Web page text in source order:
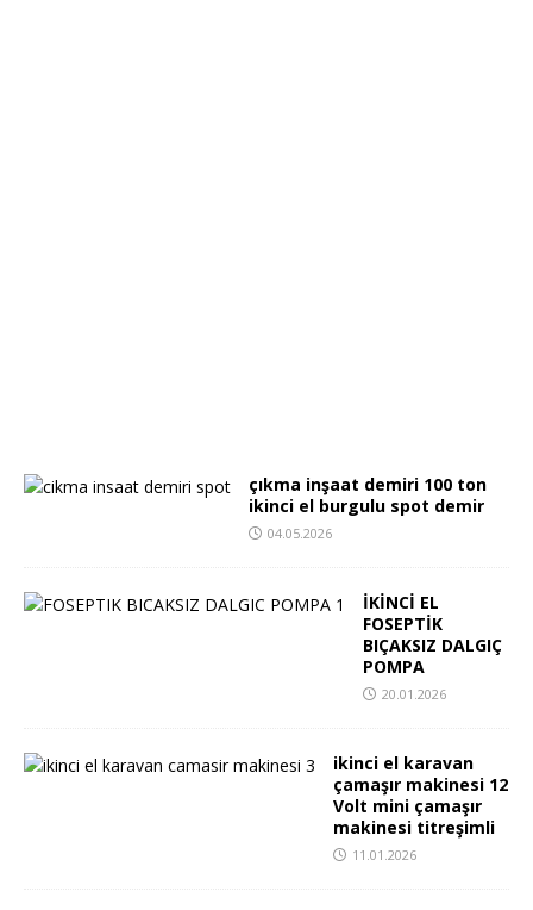
çıkma inşaat demiri 100 ton
ikinci el burgulu spot demir
04.05.2026
İKİNCİ EL
FOSEPTİK
BIÇAKSIZ DALGIÇ
POMPA
20.01.2026
ikinci el karavan
çamaşır makinesi 12
Volt mini çamaşır
makinesi titreşimli
11.01.2026